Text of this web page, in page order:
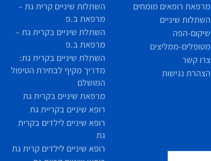
מרפאת רופאים מומחים
השתלות שיניים
שיקום-הפה
מטופלים-ממליצים
צרו קשר
הצהרת נגישות
השתלות שיניים קרית גת –
מרפאת ב.פ
השתלת שיניים בקרית גת –
מרפאת ב.פ
השתלת שיניים בקרית גת:
מדריך מקיף לבחירת הטיפול
המושלם
מרפאת שיניים בקרית גת
רופא שיניים בקריית גת
רופא שיניים לילדים בקרית
גת
רופא שיניים לילדים קרית גת